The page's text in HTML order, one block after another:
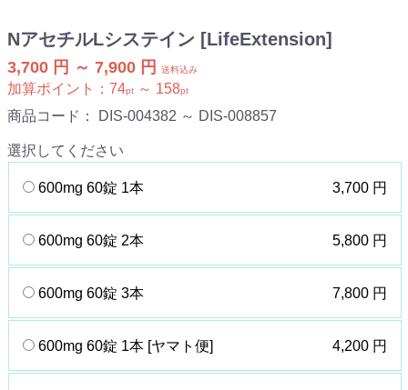
NアセチルLシステイン [LifeExtension]
3,700 円 ～ 7,900 円 送料込み
加算ポイント： 74pt ～ 158pt
商品コード： DIS-004382 ～ DIS-008857
選択してください
600mg 60錠 1本 3,700 円
600mg 60錠 2本 5,800 円
600mg 60錠 3本 7,800 円
600mg 60錠 1本 [ヤマト便] 4,200 円